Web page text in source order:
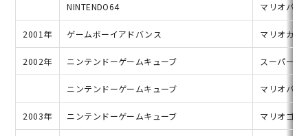
NINTENDO64 マリオパー
2001年 ゲームボーイアドバンス マリオカー
2002年 ニンテンドーゲームキューブ スーパーマ
ニンテンドーゲームキューブ マリオパー
2003年 ニンテンドーゲームキューブ マリオゴル